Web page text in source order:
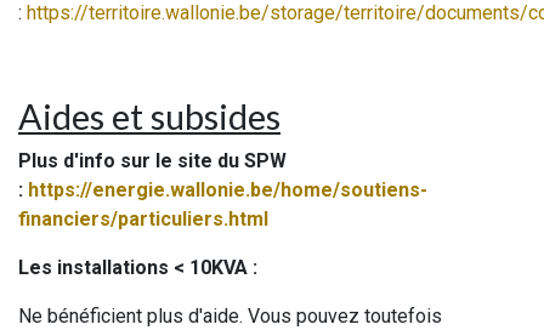
: https://territoire.wallonie.be/storage/territoire/documents/
Aides et subsides
Plus d'info sur le site du SPW
: https://energie.wallonie.be/home/soutiens-
financiers/particuliers.html
Les installations < 10KVA :
Ne bénéficient plus d'aide. Vous pouvez toutefois